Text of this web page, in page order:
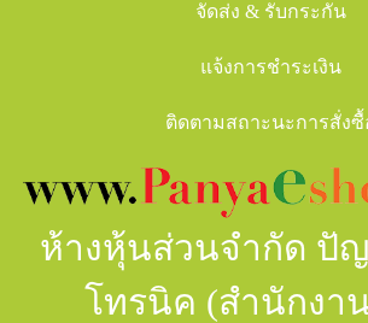
จัดส่ง & รับกระกัน
แจ้งการชำระเงิน
ติดตามสถาะนะการสั่งซื้
ห้างหุ้นส่วนจำกัด ปั
โทรนิค (สำนักงา